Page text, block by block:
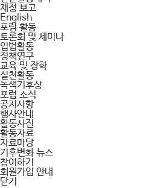
재정 보고
English
포럼 활동
토론회 및 세미나
입법활동
정책연구
교육 및 장학
실천활동
녹색기후상
포럼 소식
공지사항
행사안내
활동사진
활동자료
자료마당
기후변화 뉴스
참여하기
회원가입 안내
닫기